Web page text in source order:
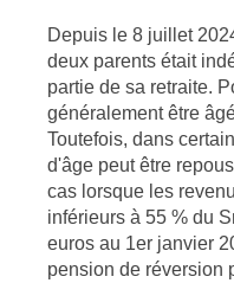
Depuis le 8 juillet
deux parents était
partie de sa retraite.
généralement être
Toutefois, dans
d'âge peut être
cas lorsque les
inférieurs à 55 % du
euros au 1er janvier
pension de réversion